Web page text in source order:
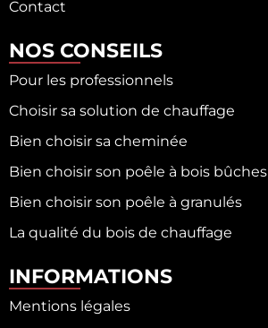
Contact
NOS CONSEILS
Pour les professionnels
Choisir sa solution de chauffage
Bien choisir sa cheminée
Bien choisir son poêle à bois bûches
Bien choisir son poêle à granulés
La qualité du bois de chauffage
INFORMATIONS
Mentions légales